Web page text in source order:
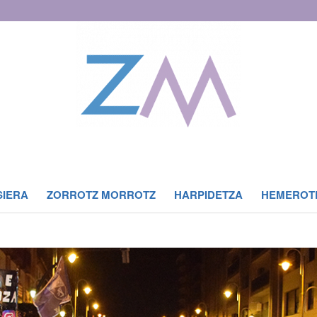
ZORROTZ MORROTZ HARPIDETZA